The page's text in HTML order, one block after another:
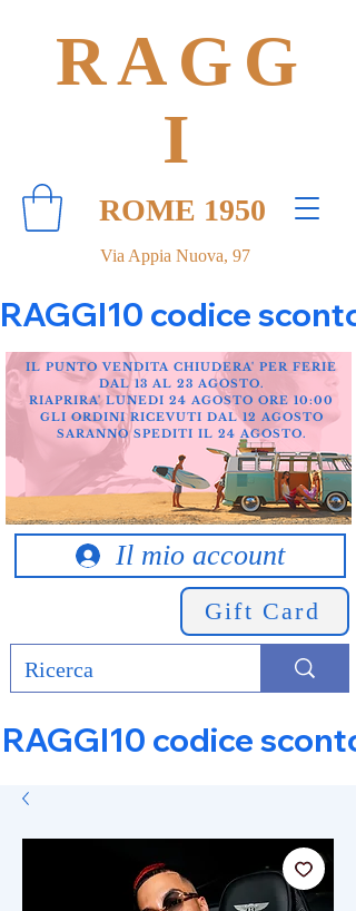
Via Appia Nuova, 97
RAGG
I
ROME 1950
RAGGI10 codice
Il mio account
Gift Card
IL PUNTO VENDITA CHIUDERA' PER FERIE
DAL 13 AL 23 AGOSTO.
RIAPRIRA' LUNEDI 24 AGOSTO ORE 10:00
GLI ORDINI RICEVUTI DAL 12 AGOSTO
SARANNO SPEDITI IL 24 AGOSTO.
RAGGI10 codice